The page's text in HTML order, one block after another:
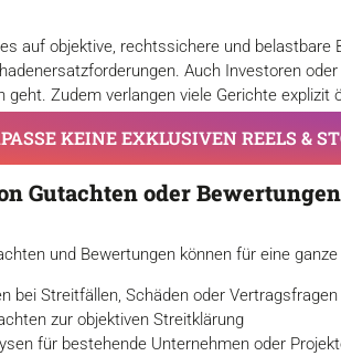
auf objektive, rechtssichere und
Auch Investoren
geht. Zudem verlangen viele Gerichte
KEINE EXKLUSIVEN REELS &
Gutachten oder
und Bewertungen können für eine
bei Streitfällen, Schäden oder Vertragsfragen
zur objektiven Streitklärung
für bestehende Unternehmen oder